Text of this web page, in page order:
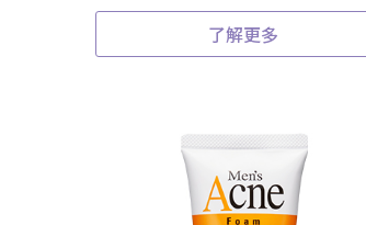
了解更多